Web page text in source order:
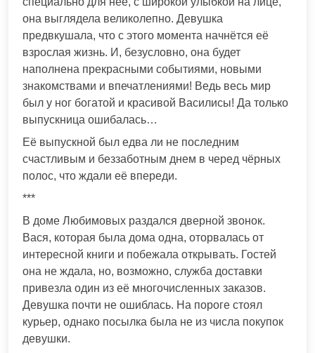
она выглядела великолепно. Девушка
предвкушала, что с этого момента начнётся её
взрослая жизнь. И, безусловно, она будет
наполнена прекрасными событиями, новыми
знакомствами и впечатлениями! Ведь весь мир
был у ног богатой и красивой Василисы! Да только
выпускница ошибалась…
Её выпускной был едва ли не последним
счастливым и беззаботным днем в черед чёрных
полос, что ждали её впереди.
***
В доме Любимовых раздался дверной звонок.
Вася, которая была дома одна, оторвалась от
интересной книги и побежала открывать. Гостей
она не ждала, но, возможно, служба доставки
привезла один из её многочисленных заказов.
Девушка почти не ошиблась. На пороге стоял
курьер, однако посылка была не из числа покупок
девушки.